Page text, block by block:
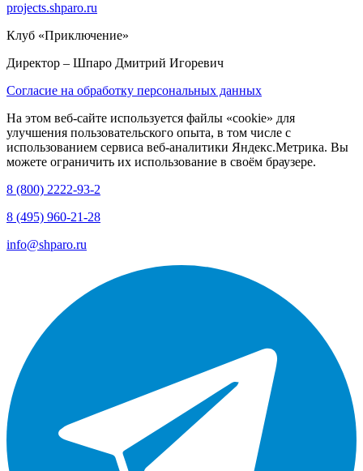
projects.shparo.ru
Клуб «Приключение»
Директор – Шпаро Дмитрий Игоревич
Согласие на обработку персональных данных
На этом веб-сайте используется файлы «cookie» для
улучшения пользовательского опыта, в том числе с
использованием сервиса веб-аналитики Яндекс.Метрика. Вы
можете ограничить их использование в своём браузере.
8 (800) 2222-93-2
8 (495) 960-21-28
info@shparo.ru